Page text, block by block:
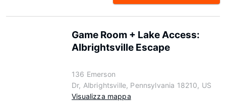
Game Room + Lake Access:
Albrightsville Escape
136 Emerson
Dr, Albrightsville, Pennsylvania 18210, US
Visualizza mappa